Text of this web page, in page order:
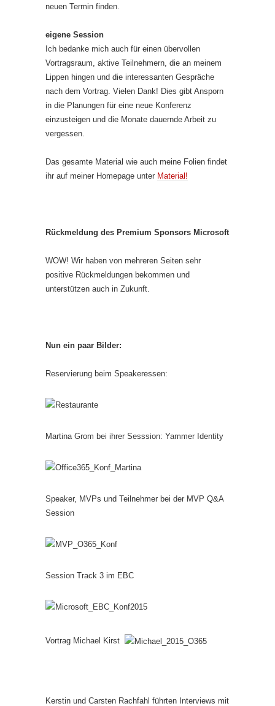
neuen Termin finden.
eigene Session
Ich bedanke mich auch für einen übervollen
Vortragsraum, aktive Teilnehmern, die an meinem
Lippen hingen und die interessanten Gespräche
nach dem Vortrag. Vielen Dank! Dies gibt Ansporn
in die Planungen für eine neue Konferenz
einzusteigen und die Monate dauernde Arbeit zu
vergessen.
Das gesamte Material wie auch meine Folien findet
ihr auf meiner Homepage unter Material!
Rückmeldung des Premium Sponsors Microsoft
WOW! Wir haben von mehreren Seiten sehr
positive Rückmeldungen bekommen und
unterstützen auch in Zukunft.
Nun ein paar Bilder:
Reservierung beim Speakeressen:
Martina Grom bei ihrer Sesssion: Yammer Identity
Speaker, MVPs und Teilnehmer bei der MVP Q&A
Session
Session Track 3 im EBC
Vortrag Michael Kirst
Kerstin und Carsten Rachfahl führten Interviews mit